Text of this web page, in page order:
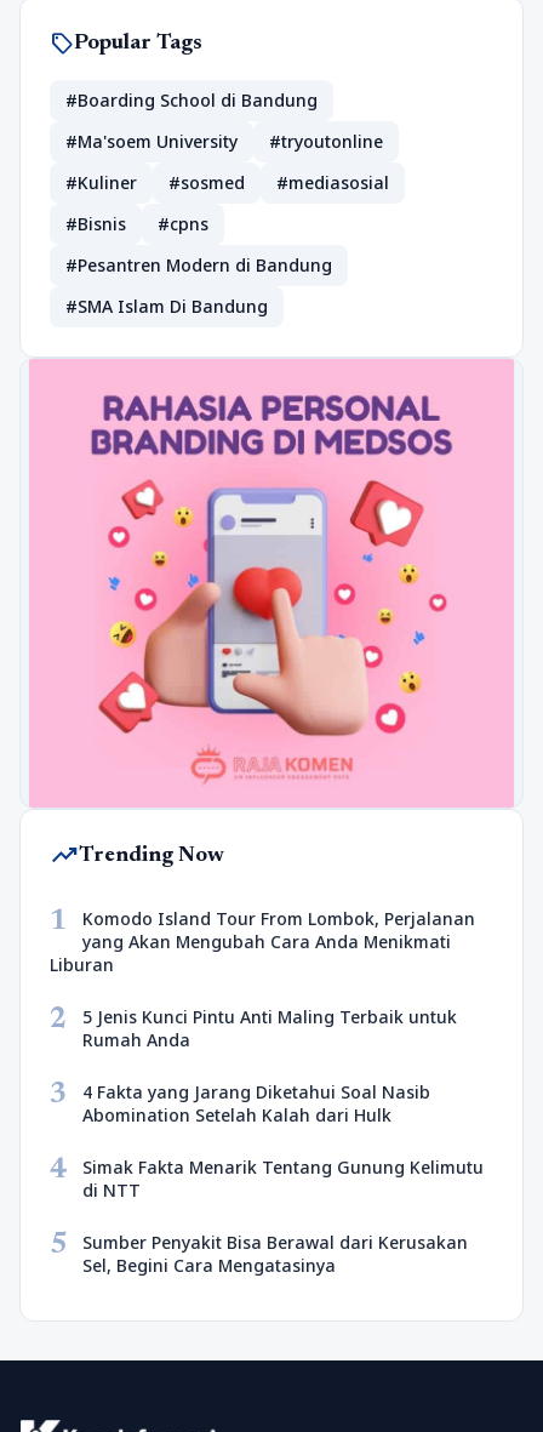
sellPopular Tags
#Boarding School di Bandung
#Ma'soem University
#tryoutonline
#Kuliner
#sosmed
#mediasosial
#Bisnis
#cpns
#Pesantren Modern di Bandung
#SMA Islam Di Bandung
trending_upTrending Now
1
Komodo Island Tour From Lombok, Perjalanan
yang Akan Mengubah Cara Anda Menikmati
Liburan
2
5 Jenis Kunci Pintu Anti Maling Terbaik untuk
Rumah Anda
3
4 Fakta yang Jarang Diketahui Soal Nasib
Abomination Setelah Kalah dari Hulk
4
Simak Fakta Menarik Tentang Gunung Kelimutu
di NTT
5
Sumber Penyakit Bisa Berawal dari Kerusakan
Sel, Begini Cara Mengatasinya